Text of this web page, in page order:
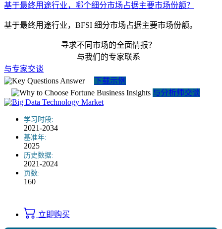
基于最终用途行业，哪个细分市场占据主要市场份额？
基于最终用途行业，BFSI 细分市场占据主要市场份额。
寻求不同市场的全面情报？
与我们的专家联系
与专家交谈
下载示例
与分析师交谈
学习时段:
2021-2034
基准年:
2025
历史数据:
2021-2024
页数:
160
立即购买